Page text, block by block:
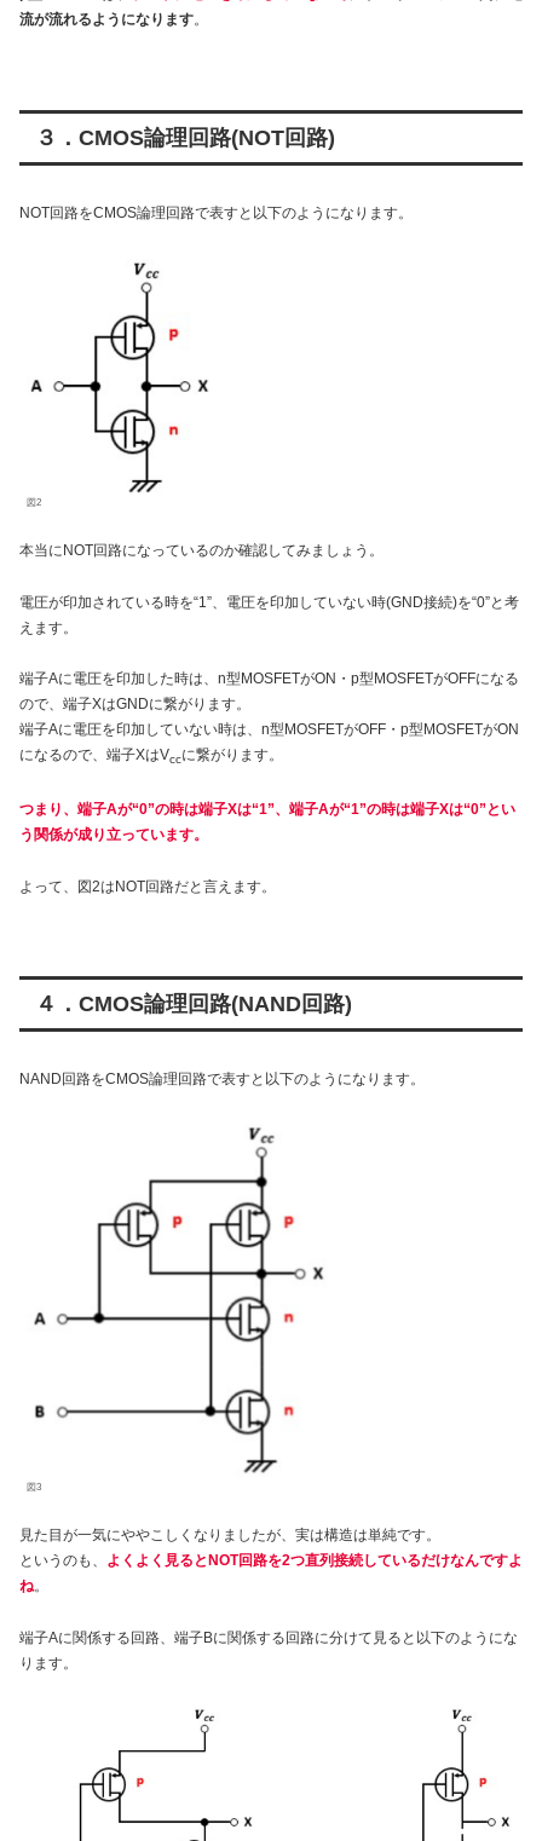
流が流れるようになります。
３．CMOS論理回路(NOT回路)
NOT回路をCMOS論理回路で表すと以下のようになります。
図2
本当にNOT回路になっているのか確認してみましょう。
電圧が印加されている時を“1”、電圧を印加していない時(GND接続)を“0”と考
えます。
端子Aに電圧を印加した時は、n型MOSFETがON・p型MOSFETがOFFになる
ので、端子XはGNDに繋がります。
端子Aに電圧を印加していない時は、n型MOSFETがOFF・p型MOSFETがON
になるので、端子XはVccに繋がります。
つまり、端子Aが“0”の時は端子Xは“1”、端子Aが“1”の時は端子Xは“0”とい
う関係が成り立っています。
よって、図2はNOT回路だと言えます。
４．CMOS論理回路(NAND回路)
NAND回路をCMOS論理回路で表すと以下のようになります。
図3
見た目が一気にややこしくなりましたが、実は構造は単純です。
というのも、 よくよく見るとNOT回路を2つ直列接続しているだけなんですよ
ね。
端子Aに関係する回路、端子Bに関係する回路に分けて見ると以下のようにな
ります。